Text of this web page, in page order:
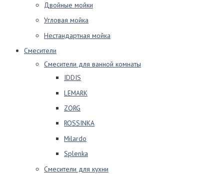
Двойные мойки
Угловая мойка
Нестандартная мойка
Смесители
Смесители для ванной комнаты
IDDIS
LEMARK
ZORG
ROSSINKA
Milardo
Splenka
Смесители для кухни